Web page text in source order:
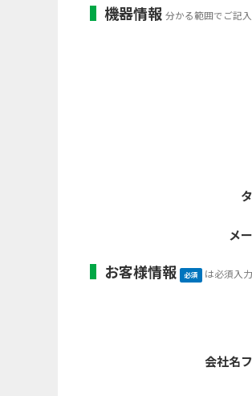
機器情報 分かる範囲でご記
メ
お客様情報 必須 は必須入
会社名